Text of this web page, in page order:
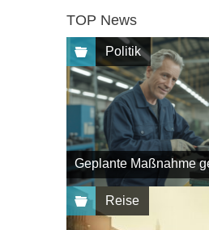
TOP News
Politik
Geplante Maßnahme
Reise